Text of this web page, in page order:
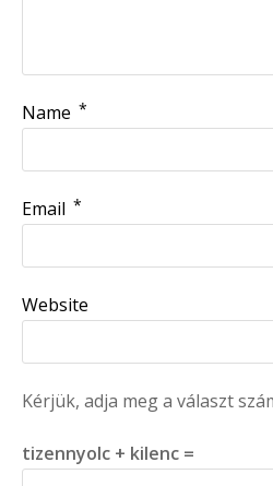
Name *
Email *
Website
Kérjük, adja meg a választ
tizennyolc + kilenc =